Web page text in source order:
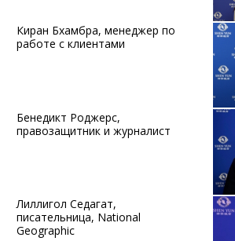
Киран Бхамбра, менеджер по
работе с клиентами
Бенедикт Роджерс,
правозащитник и журналист
Лиллигол Седагат,
писательница, National
Geographic